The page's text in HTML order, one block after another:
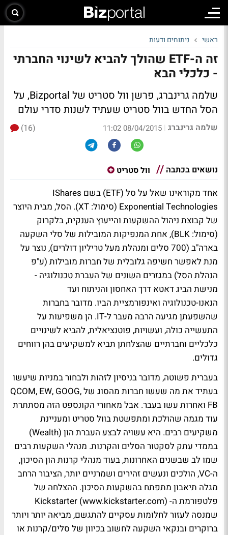
ראשי ניתוחים ודעות
זה ה-ETF שהולך להביא לשינוי החברתי
- כלכלי הבא
שלמה גרינברג, פרשן וול סטריט של Bizportal, על
הסל החדש בוול סטריט שעתיד לשנות סדרי עולם
שלמה גרינברג |
08/04/2015 11:02
(16)
נושאים בכתבה וול סטריט
אחד מקוראינו שאל על סל (ETF) בשם IShares
Exponential Technologies (סימול: XT). הסל, מבית היוצר
של קבוצת ניהול ההשקעות והייעוץ הענקית, בלקרוק
(סימול: BLK), אחת המנפיקות המובילות של סלי השקעה
בארה"ב (700 סלים ומנהלת מעל טריליון דולרים), נוצר על
מנת לאפשר חשיפה גלובלית של חברות מובילות (ע"פ
הנהלת הסל) במגזרים השונים של העברת טכנולוגיה -
מנישת הביג דאטא דרך האחסון והניתוח ועד
הנאנו-טכנולוגיה ואינפורמציית הביו. מדובר בחברות
שהשפעתן מגיעה הרבה מעבר ל-IT. הן משפיעות על
התעשייה כולה, ועשויות, פוטנציאלית, להביא לשינויים
כלכליים וחברתיים שהצלחתן תביא למשקיעים בהן רווחים
גדולים.
בעברית פשוטה, מדובר בניסיון לזהות ולבחור במניות שיעשו
בעתיד את מה שעשו חברות מהסוג של QCOM, EW, GOOG,
FB ואחרות עשו בעבר. אבל מאחורי הקונספט הזה מסתתרת
עוד מגמה שהולכת ומתפשטת בוול סטריט ומעניינת
משקיעים רבים. היא עשויה לבצע העברת הון (Wealth)
בממדי עתק לסקטור הסלים והקרנות. מנהלי השקעות רבים
שמו לב שבשנים האחרונות, בעוד מנהלי קרנות הון הסיכון,
ה-VC, הולכים ונעשים זהירים ושמרניים יותר, הציבור הרחב
מגלה תיאבון מתפתח בהשקעות הסיכון. ההצלחה של
פלטפורמת ה- Kickstarter (www.kickstarter.com)
שמנסה לעזור לחלומות עסקיים להתגשם, מביאה יותר ויותר
ברוקרים ובנקאי השקעה לחשוב בכיוון של סלים/קרנות או